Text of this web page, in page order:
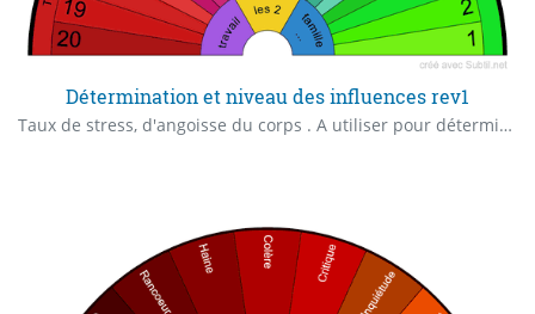
Détermination et niveau des influences rev1
Taux de stress, d'angoisse du corps . A utiliser pour déterminer les éléments stressants: Zône 13 à 20: Magie forte à très forte, problématique d'âme Zône 9 à 12: Parasitages, implants.. Zône 5 à 8: Problématique psychologique Zône 1 à 4: Pas de souci énergétique